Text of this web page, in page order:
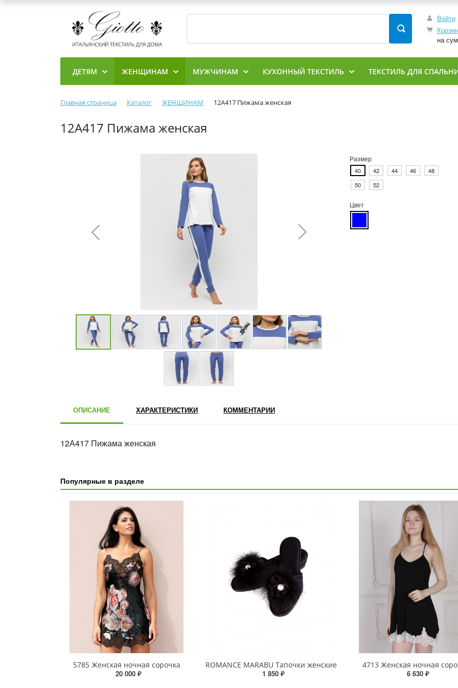
Войти
на
ДЕТЯМ ЖЕНЩИНАМ МУЖЧИНАМ КУХОННЫЙ ТЕКСТИЛЬ ТЕКСТИЛЬ ДЛЯ
Главная страница Каталог ЖЕНЩИНАМ 12А417 Пижама женская
12А417 Пижама женская
Размер
40 42 44 46
48
50
52
Цвет
ОПИСАНИЕ ХАРАКТЕРИСТИКИ КОММЕНТАРИИ
12А417 Пижама женская
Популярные в разделе
5785 Женская ночная сорочка
20 000 ₽
ROMANCE MARABU Тапочки женские
1 850 ₽
4713 Женская ночная
6 630 ₽